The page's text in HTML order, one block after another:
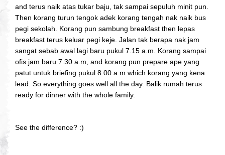
and terus naik atas tukar baju, tak sampai sepuluh minit pun.
Then korang turun tengok adek korang tengah nak naik bus
pegi sekolah. Korang pun sambung breakfast then lepas
breakfast terus keluar pegi keje. Jalan tak berapa nak jam
sangat sebab awal lagi baru pukul 7.15 a.m. Korang sampai
ofis jam baru 7.30 a.m, and korang pun prepare ape yang
patut untuk briefing pukul 8.00 a.m which korang yang kena
lead. So everything goes well all the day. Balik rumah terus
ready for dinner with the whole family.
See the difference? :)